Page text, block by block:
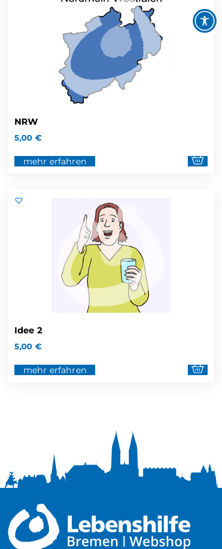
NRW
5,00 €
mehr erfahren
Idee 2
5,00 €
mehr erfahren